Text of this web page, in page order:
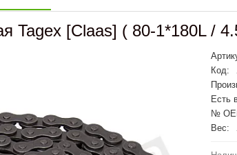
Tagex [Claas] ( 80-1*180L /
Код:
Есть
№
Вес: